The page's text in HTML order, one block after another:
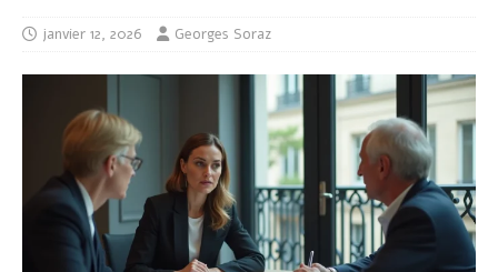
janvier 12, 2026 Georges Soraz